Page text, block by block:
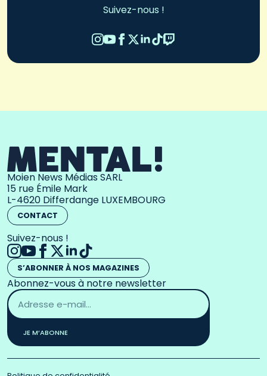
Suivez-nous !
Moien News Médias SARL
15 rue Émile Mark
L-4620 Differdange LUXEMBOURG
CONTACT
Suivez-nous !
S’ABONNER À NOS MAGAZINES
Abonnez-vous à notre newsletter
Adresse
email
*
JE M’ABONNE